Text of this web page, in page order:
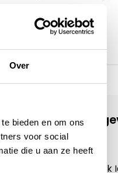
Over
bieden en om ons
voor social
die u aan ze heeft
ARTsloten.nl
Noordeinde 114
3341LW,